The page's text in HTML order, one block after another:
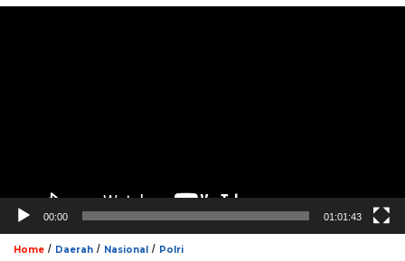
00:00 01:01:43
Home / Daerah / Nasional / Polri